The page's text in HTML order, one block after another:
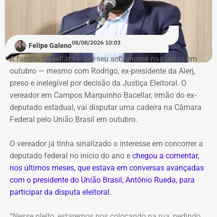
O jurista — que afirma ser o “candidato do presidente
Renan Santos — que vai disputar o posto de Presidente
da Repúblicanas eleições de 2026 — no Rio —, também
afirma que tentou descobrir quanto recebe o prefeito, mas
não conseguiu porque o Portal da Transparência estava
fora do ar.
Oficialmente, o município integra o Noroeste Fluminense
e tinha população estimada em 7.584 habitantes até o
R$ 28.435,51 em 2023. Em 2024, a prefeitura
contabilizou R$ 97,4 milhões em receitas brutas.
Dados usados no vídeo levantam
Felipe Galeno08/08/2026 10:03
A família Bacellar vai ver seu sobrenome nas urnas em
outubro — mesmo com Rodrigo, ex-presidente da Alerj,
preso e inelegível por decisão da Justiça Eleitoral. O
vereador em Campos Marquinho Bacellar, irmão do ex-
deputado estadual, vai disputar uma cadeira na Câmara
Federal pelo União Brasil em outubro.
O vereador já tinha sinalizado o interesse em concorrer a
deputado federal no início do ano e chegou a comentar,
nos últimos meses, que estava em conversas avançadas
com o presidente do União Brasil, Antônio Rueda, para
participar da disputa eleitoral.